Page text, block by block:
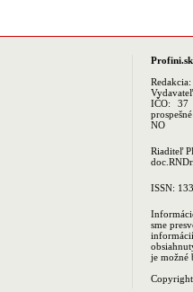
Profini.sk
Redakcia:
IČO: 37
NO
Riaditeľ
ISSN:
sme
je možné